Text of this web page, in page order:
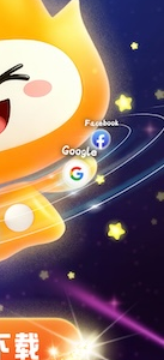
支持 反对 [0]
八戒看书
加速
途加速器官网